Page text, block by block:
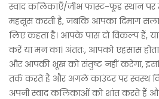
स्वाद कलिकाएँ/जीभ फास्ट-फूड स्थान पर
महसूस करती है, जबकि आपका दिमाग
लिए कहता है। आपके पास दो विकल्प हैं,
करें या मन का। अंततः, आपको एहसास
और आपकी भूख को संतुष्ट नहीं करेगा,
तर्क करते हैं और अगले काउंटर पर स्वस्थ
अपनी स्वाद कलिकाओं को शांत करते हैं